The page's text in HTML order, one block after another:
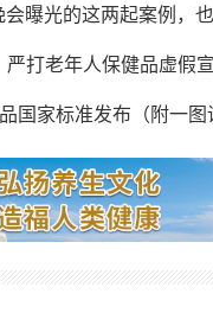
会曝光的这两起案例，
打老年人保健品虚假
国家标准发布（附一图